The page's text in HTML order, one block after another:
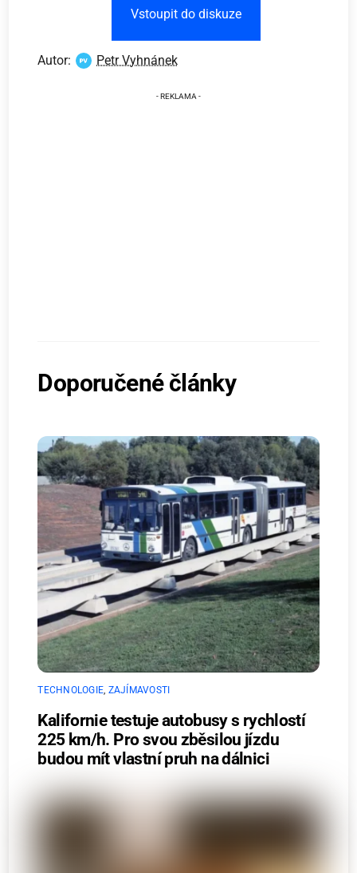
Vstoupit do diskuze
Autor: Petr Vyhnánek
Doporučené články
TECHNOLOGIE, ZAJÍMAVOSTI
Kalifornie testuje autobusy s rychlostí
225 km/h. Pro svou zběsilou jízdu
budou mít vlastní pruh na dálnici